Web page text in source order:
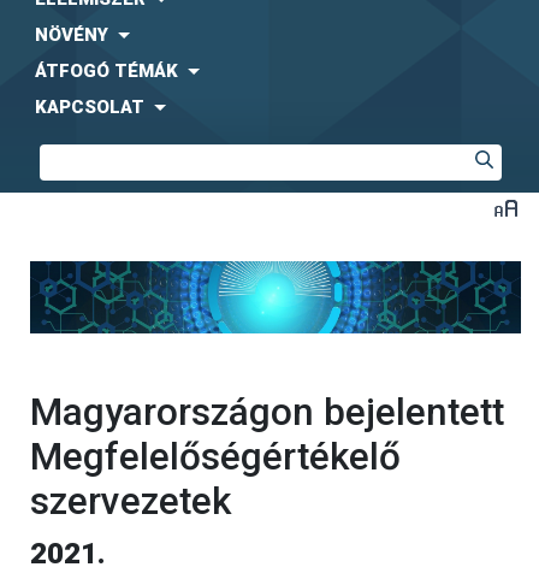
NÖVÉNY
ÁTFOGÓ TÉMÁK
KAPCSOLAT
Magyarországon bejelentett
Megfelelőségértékelő
szervezetek
2021.